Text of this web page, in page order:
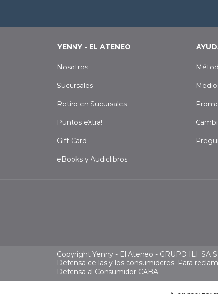
YENNY - EL ATENEO
Nosotros
Sucursales
Retiro en Sucursales
Puntos eXtra!
Gift Card
eBooks y Audiolibros
Copyright Yenny - El Ateneo - GRUPO ILHSA
Defensa de las y los consumidores. Para
Defensa al Consumidor CABA